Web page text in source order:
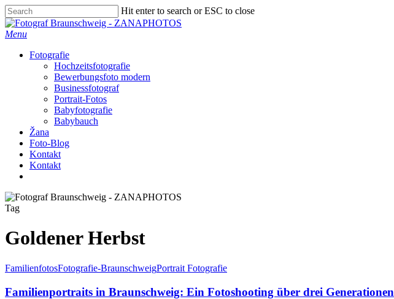
Skip
to
main
Hit enter to search or ESC to close
Close
Search
Menu
Fotografie
Hochzeitsfotografie
Bewerbungsfoto modern
Businessfotograf
Portrait-Fotos
Babyfotografie
Babybauch
Žana
Foto-Blog
Kontakt
Kontakt
Tag
Goldener Herbst
FamilienfotosFotografie-BraunschweigPortrait Fotografie
Familienportraits in Braunschweig: Ein Fotoshooting über drei Generationen